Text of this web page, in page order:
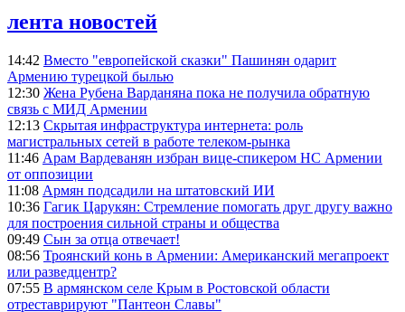
лента новостей
14:42 Вместо "европейской сказки" Пашинян одарит
Армению турецкой былью
12:30 Жена Рубена Варданяна пока не получила обратную
связь с МИД Армении
12:13 Скрытая инфраструктура интернета: роль
магистральных сетей в работе телеком-рынка
11:46 Арам Вардеванян избран вице-спикером НС Армении
от оппозиции
11:08 Армян подсадили на штатовский ИИ
10:36 Гагик Царукян: Стремление помогать друг другу важно
для построения сильной страны и общества
09:49 Сын за отца отвечает!
08:56 Троянский конь в Армении: Американский мегапроект
или разведцентр?
07:55 В армянском селе Крым в Ростовской области
отреставрируют "Пантеон Славы"